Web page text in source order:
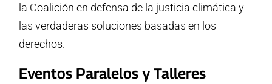
la Coalición en defensa de la justicia climática y
las verdaderas soluciones basadas en los
derechos.
Eventos Paralelos y Talleres